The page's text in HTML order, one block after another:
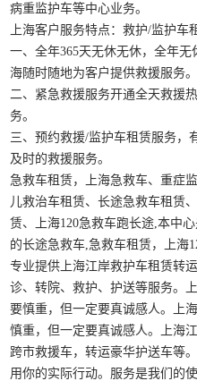
病重监护车等中心业务。
上海客户服务特点：救护/监护车
一、全年365天无休无休，全年
海随时随地为客户提供救援服务。
二、紧急救援服务开通全天救援
务。
三、预约救援/监护车租赁服务，
及时的救援服务。
急救车租赁，上海急救车、重症
儿救治车租赁、长途急救车租赁
赁、上海120急救车跑长途,本中
的长途急救车,急救车租赁，上海
专业提供上海江岸救护车租赁转
诊、转院、救护、护送等服务。
要慎重，但一定要真诚感人。上
慎重，但一定要真诚感人。上海
跨市救援车，转运豪华护送车等
用你的实际行动。服务是我们的